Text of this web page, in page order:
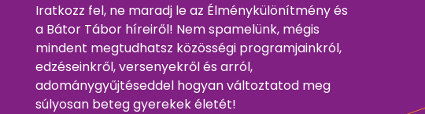
Iratkozz fel, ne maradj le az Élménykülönítmény és
a Bátor Tábor híreiről! Nem spamelünk, mégis
mindent megtudhatsz közösségi programjainkról,
edzéseinkről, versenyekről és arról,
adománygyűjtéseddel hogyan változtatod meg
súlyosan beteg gyerekek életét!